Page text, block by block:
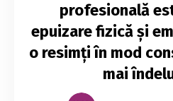
profesională
epuizare fizică și
o resimți în mod
mai